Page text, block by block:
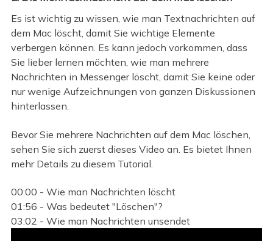
Es ist wichtig zu wissen, wie man Textnachrichten auf
dem Mac löscht, damit Sie wichtige Elemente
verbergen können. Es kann jedoch vorkommen, dass
Sie lieber lernen möchten, wie man mehrere
Nachrichten in Messenger löscht, damit Sie keine oder
nur wenige Aufzeichnungen von ganzen Diskussionen
hinterlassen.
Bevor Sie mehrere Nachrichten auf dem Mac löschen,
sehen Sie sich zuerst dieses Video an. Es bietet Ihnen
mehr Details zu diesem Tutorial.
00:00 - Wie man Nachrichten löscht
01:56 - Was bedeutet "Löschen"?
03:02 - Wie man Nachrichten unsendet